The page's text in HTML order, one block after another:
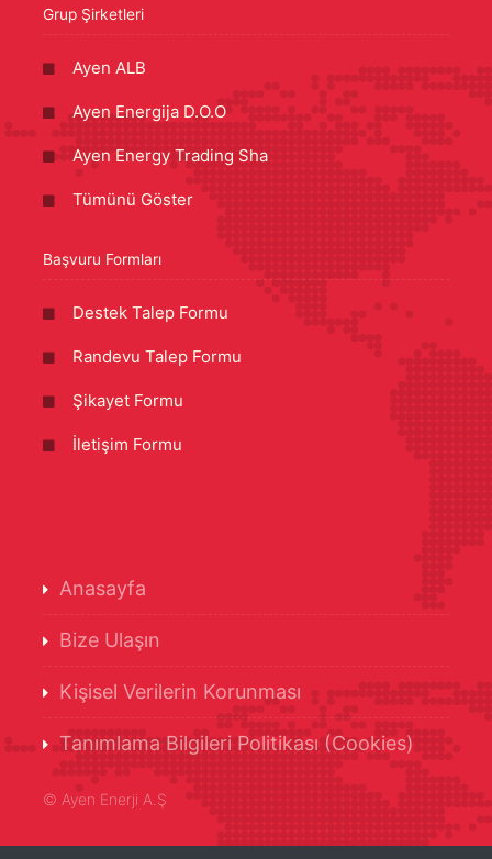
Grup Şirketleri
Ayen ALB
Ayen Energija D.O.O
Ayen Energy Trading Sha
Tümünü Göster
Başvuru Formları
Destek Talep Formu
Randevu Talep Formu
Şikayet Formu
İletişim Formu
Anasayfa
Bize Ulaşın
Kişisel Verilerin Korunması
Tanımlama Bilgileri Politikası (Cookies)
© Ayen Enerji A.Ş